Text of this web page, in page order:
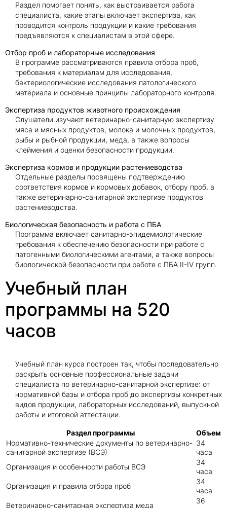
Раздел помогает понять, как выстраивается работа
специалиста, какие этапы включает экспертиза, как
проводится контроль продукции и какие требования
предъявляются к специалистам в этой сфере.
Отбор проб и лабораторные исследования
В программе рассматриваются правила отбора проб,
требования к материалам для исследования,
бактериологические исследования патологического
материала и основные принципы лабораторного контроля.
Экспертиза продуктов животного происхождения
Слушатели изучают ветеринарно-санитарную экспертизу
мяса и мясных продуктов, молока и молочных продуктов,
рыбы и рыбной продукции, меда, а также вопросы
клеймения и оценки безопасности продукции.
Экспертиза кормов и продукции растениеводства
Отдельные разделы посвящены подтверждению
соответствия кормов и кормовых добавок, отбору проб, а
также ветеринарно-санитарной экспертизе продуктов
растениеводства.
Биологическая безопасность и работа с ПБА
Программа включает санитарно-эпидемиологические
требования к обеспечению безопасности при работе с
патогенными биологическими агентами, а также вопросы
биологической безопасности при работе с ПБА II-IV групп.
Учебный план
программы на 520
часов
Учебный план курса построен так, чтобы последовательно
раскрыть основные профессиональные задачи
специалиста по ветеринарно-санитарной экспертизе: от
нормативной базы и отбора проб до экспертизы конкретных
видов продукции, лабораторных исследований, выпускной
работы и итоговой аттестации.
Раздел программы
Объем
Нормативно-технические документы по ветеринарно-
санитарной экспертизе (ВСЭ)
34
часа
Организация и особенности работы ВСЭ
34
часа
Организация и правила отбора проб
34
часа
Ветеринарно-санитарная экспертиза меда
36